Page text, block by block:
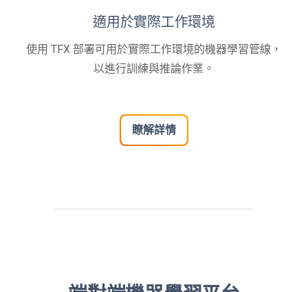
適用於實際工作環境
使用 TFX 部署可用於實際工作環境的機器學習管線，
以進行訓練與推論作業。
瞭解詳情